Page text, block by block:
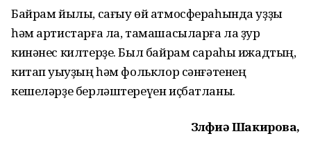
Байрам йылы, сағыу өй атмосфераһында уҙҙы
һәм артистарға ла, тамашасыларға ла ҙур
кинәнес килтерҙе. Был байрам сараһы ижадтың,
китап уҡыуҙың һәм фольклор сәнғәтенең
кешеләрҙе берләштереүен иҫбатланы.
Зөлфиә Шакирова,